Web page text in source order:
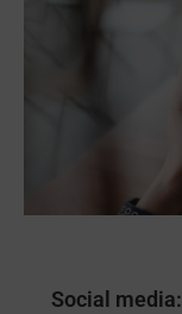
Social